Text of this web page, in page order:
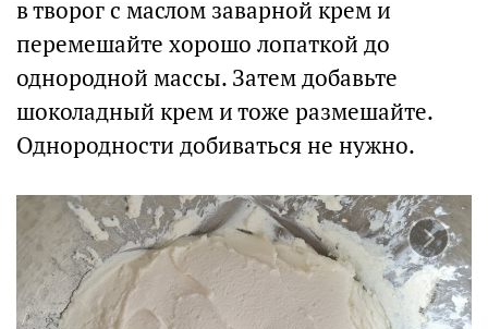
в творог с маслом заварной крем и
перемешайте хорошо лопаткой до
однородной массы. Затем добавьте
шоколадный крем и тоже размешайте.
Однородности добиваться не нужно.